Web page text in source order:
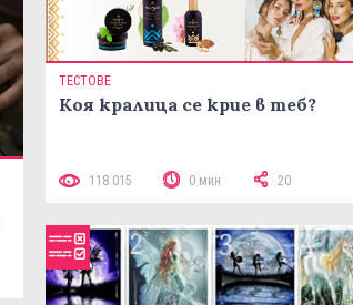
ТЕСТОВЕ
Коя кралица се крие в теб?
118 015 0 мин 20